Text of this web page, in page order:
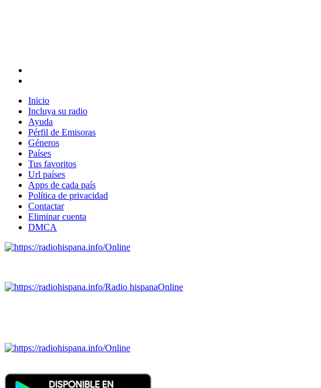
Inicio
Incluya su radio
Ayuda
Pérfil de Emisoras
Géneros
Países
Tus favoritos
Url países
Apps de cada país
Política de privacidad
Contactar
Eliminar cuenta
DMCA
Online
Radio hispanaOnline
Online